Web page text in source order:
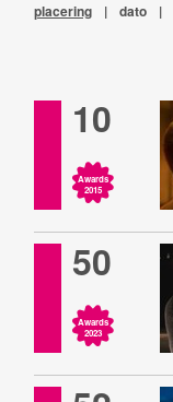
placering | dato |
10
Awards
2015
50
Awards
2023